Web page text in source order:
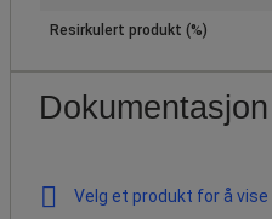
Resirkulert produkt (%)
Dokumentasjon
Velg et produkt for å